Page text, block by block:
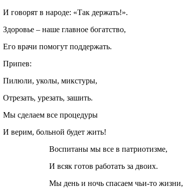
И говорят в народе: «Так держать!».
Здоровье – наше главное богатство,
Его врачи помогут поддержать.
Припев:
Пилюли, уколы, микстуры,
Отрезать, урезать, зашить.
Мы сделаем все процедуры
И верим, больной будет жить!
Воспитаны мы все в патриотизме,
И всяк готов работать за двоих.
Мы день и ночь спасаем чьи-то жизни,